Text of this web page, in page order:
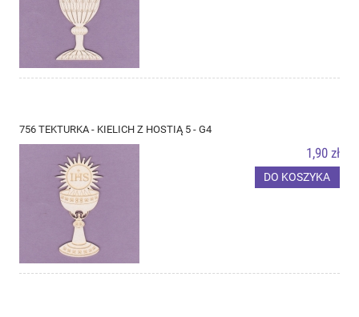
756 TEKTURKA - KIELICH Z HOSTIĄ 5 - G4
1,90 zł
DO KOSZYKA